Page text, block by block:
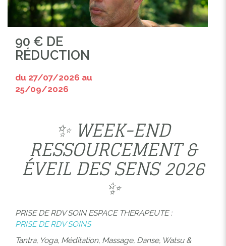
90 € DE
RÉDUCTION
du 27/07/2026 au
25/09/2026
✨ WEEK-END
RESSOURCEMENT &
ÉVEIL DES SENS 2026
✨
PRISE DE RDV SOIN ESPACE THERAPEUTE :
PRISE DE RDV SOINS
Tantra, Yoga, Méditation, Massage, Danse, Watsu &